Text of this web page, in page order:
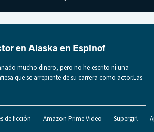
en Alaska en Espinof
mucho dinero, pero no he escrito ni una
que se arrepiente de su carrera como actor.Las
de ficción Amazon Prime Video Supergirl